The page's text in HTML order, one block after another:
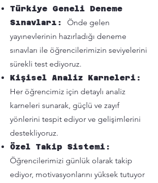
Türkiye Geneli Deneme
Sınavları: Önde gelen
yayınevlerinin hazırladığı deneme
sınavları ile öğrencilerimizin seviyelerini
sürekli test ediyoruz.
Kişisel Analiz Karneleri:
Her öğrencimiz için detaylı analiz
karneleri sunarak, güçlü ve zayıf
yönlerini tespit ediyor ve gelişimlerini
destekliyoruz.
Özel Takip Sistemi:
Öğrencilerimizi günlük olarak takip
ediyor, motivasyonlarını yüksek tutuyor